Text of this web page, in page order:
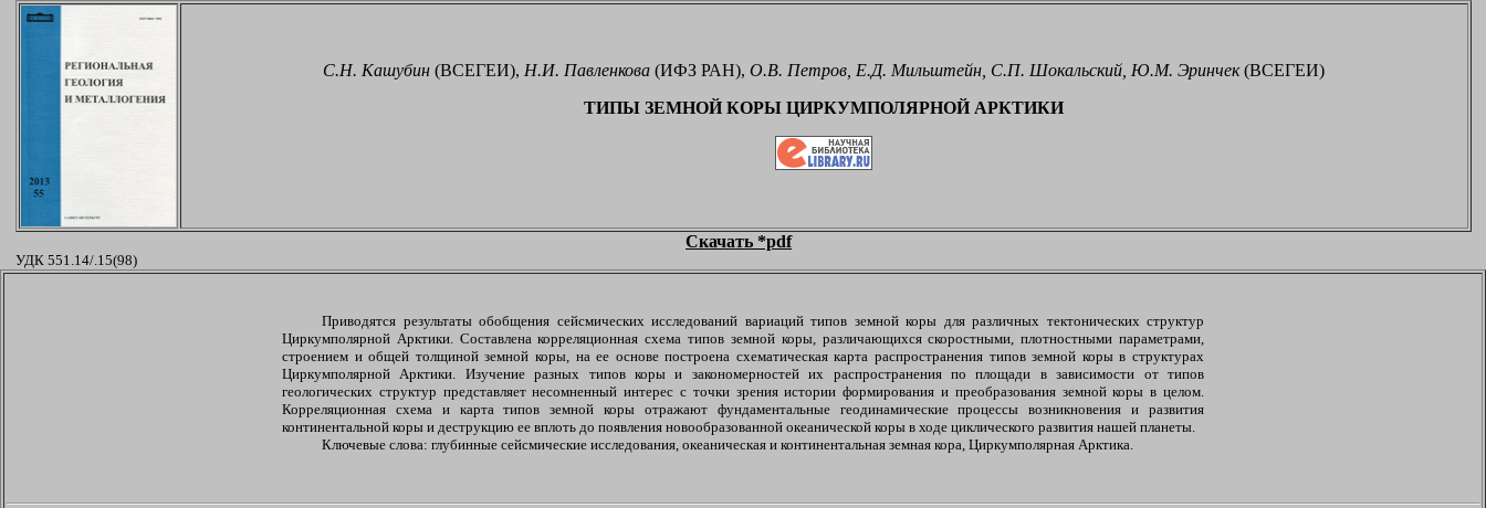
С.Н. Кашубин (ВСЕГЕИ), Н.И. Павленкова (ИФЗ РАН), О.В. Петров, Е.Д. Мильштейн, С.П. Шокальский, Ю.М. Эринчек(ВСЕГЕИ)
ТИПЫ ЗЕМНОЙ КОРЫ ЦИРКУМПОЛЯРНОЙ АРКТИКИ
Скачать *pdf
УДК 551.14/.15(98)
Приводятся результаты обобщения сейсмических исследований вариаций типов земной коры для различных тектонических структур
Циркумполярной Арктики. Составлена корреляционная схема типов земной коры, различающихся скоростными, плотностными параметрами,
строением и общей толщиной земной коры, на ее основе построена схематическая карта распространения типов земной коры в структурах
Циркумполярной Арктики. Изучение разных типов коры и закономерностей их распространения по площади в зависимости от типов
геологических структур представляет несомненный интерес с точки зрения истории формирования и преобразования земной коры в целом.
Корреляционная схема и карта типов земной коры отражают фундаментальные геодинамические процессы возникновения и развития
континентальной коры и деструкцию ее вплоть до появления новообразованной океанической коры в ходе циклического развития нашей планеты.
Ключевые слова: глубинные сейсмические исследования, океаническая и континентальная земная кора, Циркумполярная Арктика.